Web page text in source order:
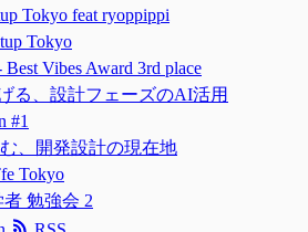
Tokyo feat ryoppippi
Tokyo
Best Vibes Award 3rd place
る、設計フェーズのAI活用
#1
む、開発設計の現在地
Tokyo
者 勉強会 2